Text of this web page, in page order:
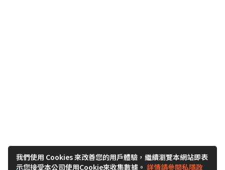
我們使用 Cookies 來改善您的用戶體驗，繼續瀏覽本網站即表
示您接受本公司使用Cookie來收集數據。 詳情請參閱私隱政